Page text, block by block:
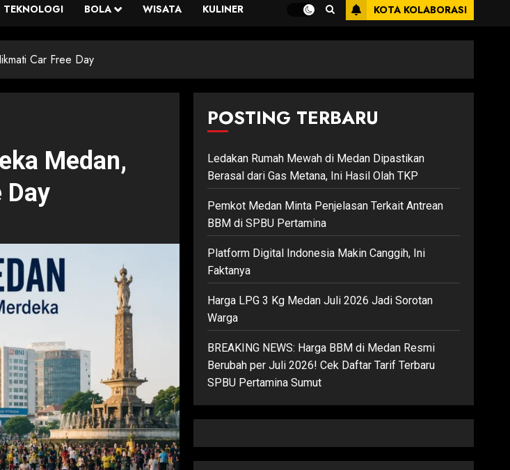
TEKNOLOGI BOLA WISATA KULINER KOTA KOLABORASI
Car Free Day
Medan,
Day
POSTING TERBARU
Ledakan Rumah Mewah di Medan Dipastikan
Berasal dari Gas Metana, Ini Hasil Olah TKP
Pemkot Medan Minta Penjelasan Terkait Antrean
BBM di SPBU Pertamina
Platform Digital Indonesia Makin Canggih, Ini
Faktanya
Harga LPG 3 Kg Medan Juli 2026 Jadi Sorotan
Warga
BREAKING NEWS: Harga BBM di Medan Resmi
Berubah per Juli 2026! Cek Daftar Tarif Terbaru
SPBU Pertamina Sumut